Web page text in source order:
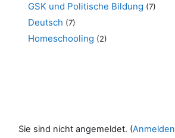
GSK und Politische Bildung (7)
Deutsch (7)
Homeschooling (2)
Sie sind nicht angemeldet. (Anmelden